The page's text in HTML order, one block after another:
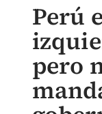
Perú
pero